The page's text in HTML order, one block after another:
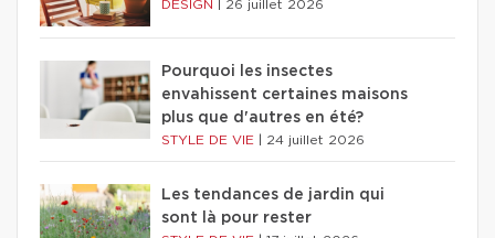
DESIGN 26 juillet 2026
Pourquoi les insectes
envahissent certaines maisons
plus que d'autres en été?
STYLE DE VIE 24 juillet 2026
Les tendances de jardin qui
sont là pour rester